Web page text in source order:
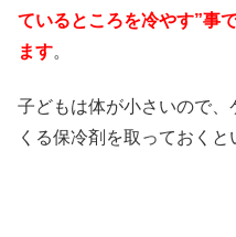
ているところを冷やす”事
ます。
子どもは体が小さいので
くる保冷剤を取っておくと